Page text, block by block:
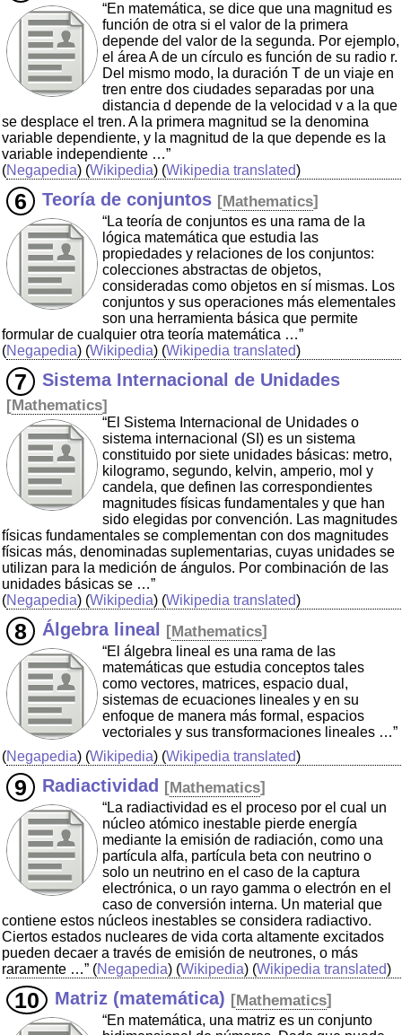
“En matemática, se dice que una magnitud es
función de otra si el valor de la primera
depende del valor de la segunda. Por ejemplo,
el área A de un círculo es función de su radio r.
Del mismo modo, la duración T de un viaje en
tren entre dos ciudades separadas por una
distancia d depende de la velocidad v a la que
se desplace el tren. A la primera magnitud se la denomina
variable dependiente, y la magnitud de la que depende es la
variable independiente …”
(Negapedia) (Wikipedia) (Wikipedia translated)
Teoría de conjuntos [Mathematics]
“La teoría de conjuntos es una rama de la
lógica matemática que estudia las
propiedades y relaciones de los conjuntos:
colecciones abstractas de objetos,
consideradas como objetos en sí mismas. Los
conjuntos y sus operaciones más elementales
son una herramienta básica que permite
formular de cualquier otra teoría matemática …”
(Negapedia) (Wikipedia) (Wikipedia translated)
Sistema Internacional de Unidades
[Mathematics]
“El Sistema Internacional de Unidades o
sistema internacional (SI) es un sistema
constituido por siete unidades básicas: metro,
kilogramo, segundo, kelvin, amperio, mol y
candela, que definen las correspondientes
magnitudes físicas fundamentales y que han
sido elegidas por convención. Las magnitudes
físicas fundamentales se complementan con dos magnitudes
físicas más, denominadas suplementarias, cuyas unidades se
utilizan para la medición de ángulos. Por combinación de las
unidades básicas se …”
(Negapedia) (Wikipedia) (Wikipedia translated)
Álgebra lineal [Mathematics]
“El álgebra lineal es una rama de las
matemáticas que estudia conceptos tales
como vectores, matrices, espacio dual,
sistemas de ecuaciones lineales y en su
enfoque de manera más formal, espacios
vectoriales y sus transformaciones lineales …”
(Negapedia) (Wikipedia) (Wikipedia translated)
Radiactividad [Mathematics]
“La radiactividad es el proceso por el cual un
núcleo atómico inestable pierde energía
mediante la emisión de radiación, como una
partícula alfa, partícula beta con neutrino o
solo un neutrino en el caso de la captura
electrónica, o un rayo gamma o electrón en el
caso de conversión interna. Un material que
contiene estos núcleos inestables se considera radiactivo.
Ciertos estados nucleares de vida corta altamente excitados
pueden decaer a través de emisión de neutrones, o más
raramente …” (Negapedia) (Wikipedia) (Wikipedia translated)
Matriz (matemática) [Mathematics]
“En matemática, una matriz es un conjunto